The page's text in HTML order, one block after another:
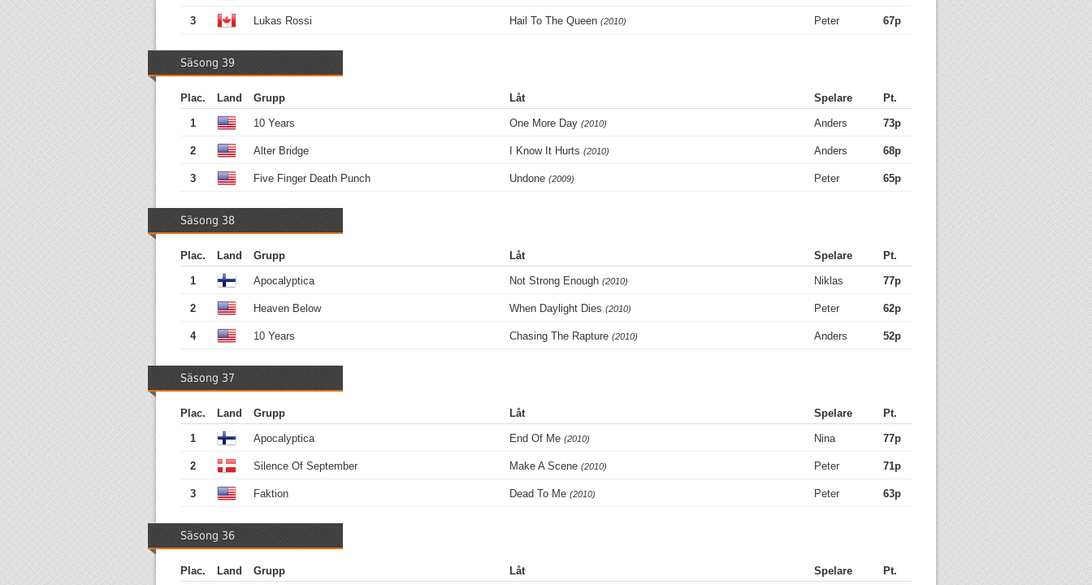
3 Lukas Rossi Hail To The Queen (2010) Peter 67p
Säsong 39
Plac. Land Grupp Låt Spelare Pt.
1 10 Years One More Day (2010) Anders 73p
2 Alter Bridge I Know It Hurts (2010) Anders 68p
3 Five Finger Death Punch Undone (2009) Peter 65p
Säsong 38
Plac. Land Grupp Låt Spelare Pt.
1 Apocalyptica Not Strong Enough (2010) Niklas 77p
2 Heaven Below When Daylight Dies (2010) Peter 62p
4 10 Years Chasing The Rapture (2010) Anders 52p
Säsong 37
Plac. Land Grupp Låt Spelare Pt.
1 Apocalyptica End Of Me (2010) Nina 77p
2 Silence Of September Make A Scene (2010) Peter 71p
3 Faktion Dead To Me (2010) Peter 63p
Säsong 36
Plac. Land Grupp Låt Spelare Pt.